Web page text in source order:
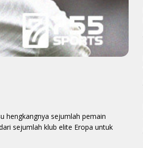
hengkangnya sejumlah pemain
sejumlah klub elite Eropa untuk